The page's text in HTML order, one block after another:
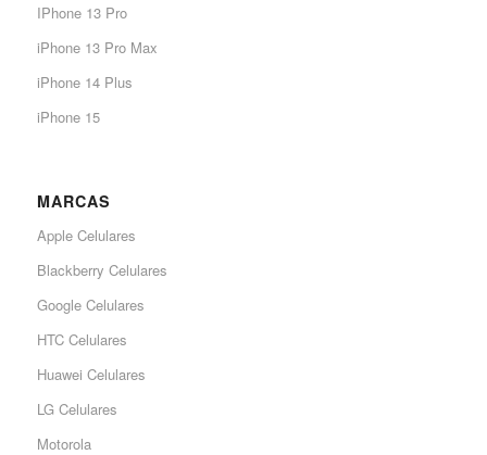
IPhone 13 Pro
iPhone 13 Pro Max
iPhone 14 Plus
iPhone 15
MARCAS
Apple Celulares
Blackberry Celulares
Google Celulares
HTC Celulares
Huawei Celulares
LG Celulares
Motorola